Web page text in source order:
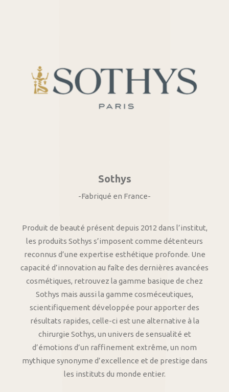
Sothys
-Fabriqué en France-
Produit de beauté présent depuis 2012 dans l’institut,
les produits Sothys s’imposent comme détenteurs
reconnus d’une expertise esthétique profonde. Une
capacité d’innovation au faîte des dernières avancées
cosmétiques, retrouvez la gamme basique de chez
Sothys mais aussi la gamme cosméceutiques,
scientifiquement développée pour apporter des
résultats rapides, celle-ci est une alternative à la
chirurgie Sothys, un univers de sensualité et
d’émotions d’un raffinement extrême, un nom
mythique synonyme d’excellence et de prestige dans
les instituts du monde entier.